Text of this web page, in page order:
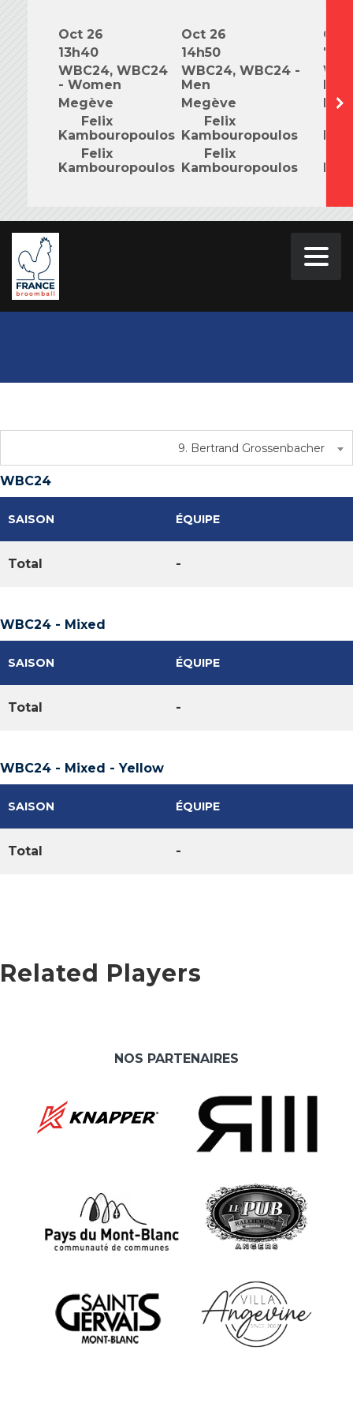
Oct 26
13h40
WBC24, WBC24
- Women
Megève
Felix
Kambouropoulos
Felix
Kambouropoulos
Oct 26
14h50
WBC24, WBC24 -
Men
Megève
Felix
Kambouropoulos
Felix
Kambouropoulos
Oct
9. Bertrand Grossenbacher
WBC24
SAISON ÉQUIPE
Total -
WBC24 - Mixed
SAISON ÉQUIPE
Total -
WBC24 - Mixed - Yellow
SAISON ÉQUIPE
Total -
Related Players
NOS PARTENAIRES